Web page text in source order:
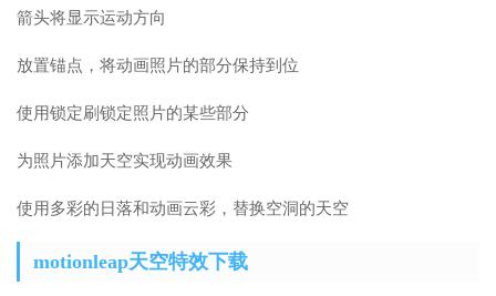
箭头将显示运动方向
放置锚点，将动画照片的部分保持到位
使用锁定刷锁定照片的某些部分
为照片添加天空实现动画效果
使用多彩的日落和动画云彩，替换空洞的天空
motionleap天空特效下载